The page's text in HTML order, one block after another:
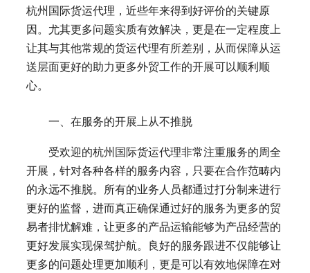
杭州国际货运代理，近些年来得到好评价的关键原
因。尤其更多问题实质有效解决，更是在一定程度上
让其与其他常规的货运代理有所差别，从而保障从运
送层面更好的助力更多外贸工作的开展可以顺利顺
心。
一、在服务的开展上从不推脱
受欢迎的杭州国际货运代理非常注重服务的周全
开展，针对各种各样的服务内容，只要在合作范畴内
的永远不推脱。所有的业务人员都通过打分制来进行
更好的监督，进而真正确保通过好的服务为更多的贸
易者排忧解难，让更多的产品运输能够为产品经营的
更好发展实现保驾护航。良好的服务跟进不仅能够让
更多的问题处理更加顺利，更是可以有效地保障在对